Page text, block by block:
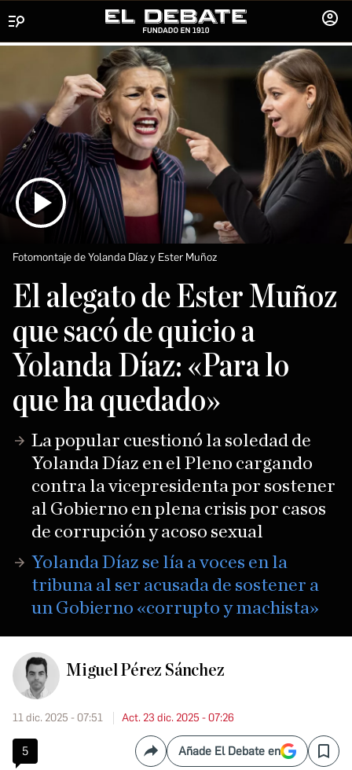
SESIÓN
Fotomontaje de Yolanda Díaz y Ester Muñoz
El alegato de Ester Muñoz
que sacó de quicio a
Yolanda Díaz: «Para lo
que ha quedado»
La popular cuestionó la soledad de
Yolanda Díaz en el Pleno cargando
contra la vicepresidenta por sostener
al Gobierno en plena crisis por casos
de corrupción y acoso sexual
Yolanda Díaz se lía a voces en la
tribuna al ser acusada de sostener a
un Gobierno «corrupto y machista»
Miguel Pérez Sánchez
11 dic. 2025 - 07:51 Act. 23 dic. 2025 - 07:26
5 CompartirAñade El Debate en Save